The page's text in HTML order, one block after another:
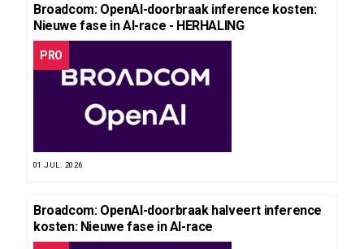
Broadcom: OpenAI-doorbraak inference kosten:
Nieuwe fase in AI-race - HERHALING
PRO
01 JUL. 2026
Broadcom: OpenAI-doorbraak halveert inference
kosten: Nieuwe fase in AI-race